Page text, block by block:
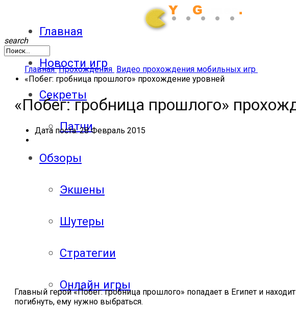
Главная
Новости игр
Секреты
Патчи
Обзоры
Экшены
Шутеры
Стратегии
Онлайн игры
search
Главная Прохождения Видео прохождения мобильных игр
«Побег: гробница прошлого» прохождение уровней
«Побег: гробница прошлого»
Дата поста:28 Февраль 2015
Главный герой «Побег: гробница прошлого» попадает в Египет и
погибнуть, ему нужно выбраться.